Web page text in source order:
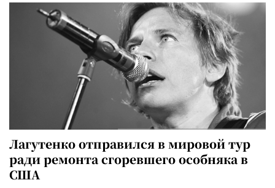
Лагутенко отправился в мировой тур
ради ремонта сгоревшего особняка в
США